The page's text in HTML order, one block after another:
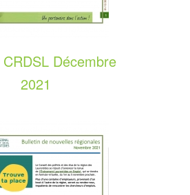
Décembre
2021